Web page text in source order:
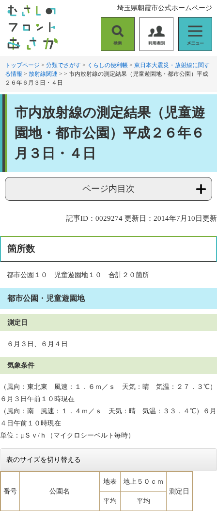
す
。
し
て
索
用
者
別
ニ
ュ
ー
埼玉県朝霞市公式ホームページ
トップページ > 分類でさがす > くらしの便利帳 > 東日本大震災・放射線に関す
る情報 > 放射線関連 > > 市内放射線の測定結果（児童遊園地・都市公園）平成
２６年６月３日・４日
市内放射線の測定結果（児童遊
園地・都市公園）平成２６年６
月３日・４日
ページ内目次
記事ID：0029274 更新日：2014年7月10日更新
箇所数
都市公園１０ 児童遊園地１０ 合計２０箇所
都市公園・児童遊園地
測定日
６月３日、６月４日
気象条件
（風向：東北東 風速：１．６ｍ／ｓ 天気：晴 気温：２７．３℃）
６月３日午前１０時現在
（風向：南 風速：１．４ｍ／ｓ 天気：晴 気温：３３．４℃）６月
４日午前１０時現在
単位：μＳｖ/ｈ（マイクロシーベルト毎時）
表のサイズを切り替える
番号 公園名
地表
地上５０ｃｍ
測定日
平均
平均